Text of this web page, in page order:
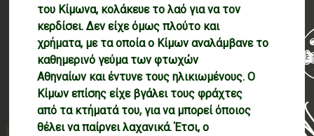
του Κίμωνα, κολάκευε το λαό για να τον
κερδίσει. Δεν είχε όμως πλούτο και
χρήματα, με τα οποία ο Κίμων αναλάμβανε το
καθημερινό γεύμα των φτωχών
Αθηναίων και έντυνε τους ηλικιωμένους. Ο
Κίμων επίσης είχε βγάλει τους φράχτες
από τα κτήματά του, για να μπορεί όποιος
θέλει να παίρνει λαχανικά. Έτσι, ο